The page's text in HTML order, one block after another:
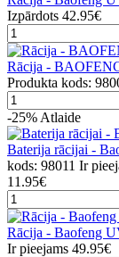
Izpārdots 42.95€
Rācija -
Produkta kods:
-25% Atlaide
Baterija rācijai -
kods: 98011 Ir
11.95€
Rācija - Baofeng
Ir pieejams 49.95€